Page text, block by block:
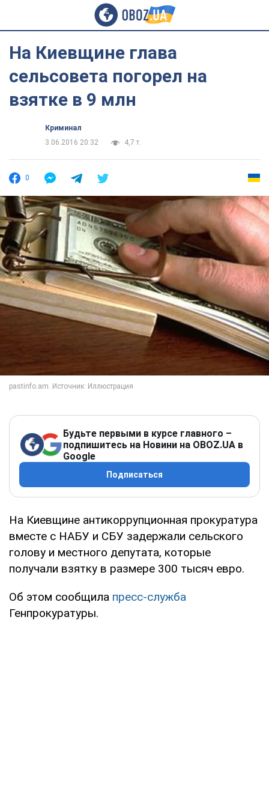
На Киевщине глава
сельсовета погорел на
взятке в 9 млн
Криминал
3.06.2016 20:32
4,7 т.
0
Будьте первыми в курсе главного –
подпишитесь на Новини на OBOZ.UA в
Google
Подписаться
На Киевщине антикоррупционная прокуратура
вместе с НАБУ и СБУ задержали сельского
голову и местного депутата, которые
получали взятку в размере 300 тысяч евро.
Об этом сообщила пресс-служба
Генпрокуратуры.